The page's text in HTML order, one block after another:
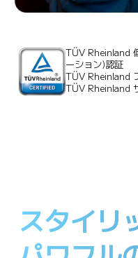
TÜV Rheinland
ーション)認証
TÜV Rheinland
TÜV Rheinland
スタイリ